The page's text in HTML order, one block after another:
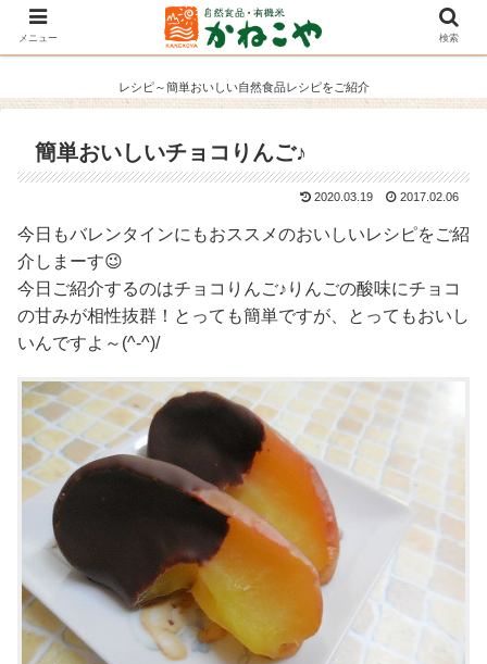
レシピ～簡単おいしい自然食品レシピをご紹介
簡単おいしいチョコりんご♪
2020.03.19 2017.02.06
今日もバレンタインにもおススメのおいしいレシピをご紹
介しまーす😉
今日ご紹介するのはチョコりんご♪りんごの酸味にチョコ
の甘みが相性抜群！とっても簡単ですが、とってもおいし
いんですよ～(^-^)/
メニュー 検索